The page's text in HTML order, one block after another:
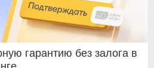
гарантию без залога в